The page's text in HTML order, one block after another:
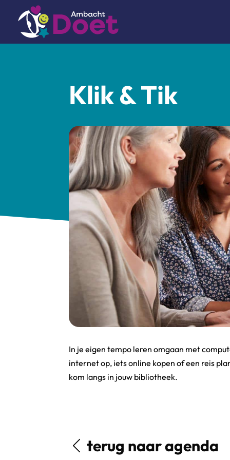
Klik & Tik
In je eigen tempo leren omgaan met
internet op, iets online kopen of een reis
kom langs in jouw bibliotheek.
terug naar agenda